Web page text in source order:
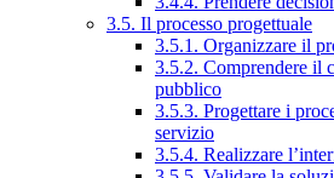
3.5. Il processo progettuale
3.5.1. Organizzare il
3.5.2. Comprendere il
pubblico
3.5.3. Progettare i
servizio
3.5.4. Realizzare